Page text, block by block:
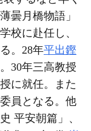
曇月橋物語」
校に赴任し、
。28年平出鏗
30年三高教授
に就任。また
員となる。他
平安朝篇」、